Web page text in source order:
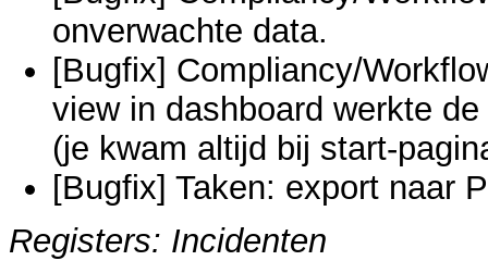
onverwachte data.
[Bugfix] Compliancy/
view in dashboard werkte
(je kwam altijd bij start-
[Bugfix] Taken: export naar
Registers: Incidenten